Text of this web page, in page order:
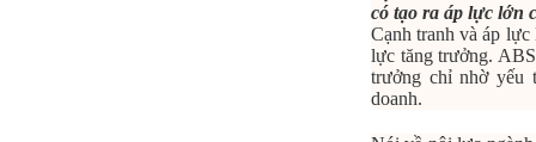
có tạo ra áp lực lớn
Cạnh tranh và áp
lực tăng trưởng.
trưởng chỉ nhờ yếu
doanh.